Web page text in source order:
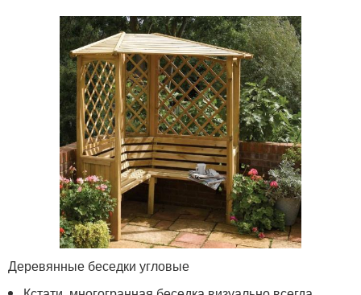
Деревянные беседки угловые